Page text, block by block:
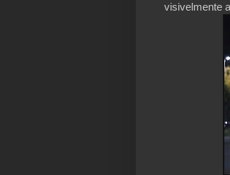
visivelmente